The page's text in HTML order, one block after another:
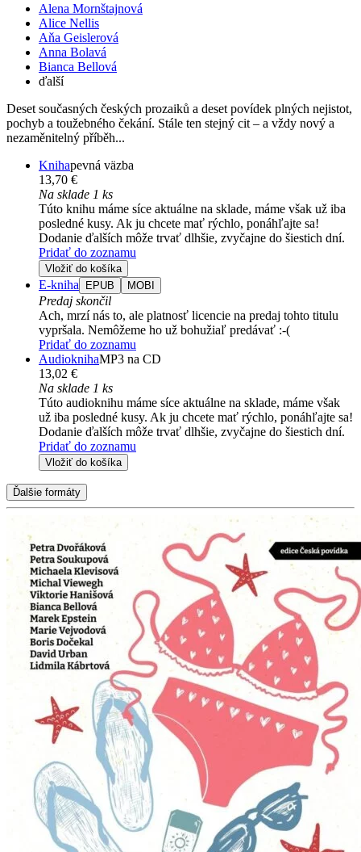
Alena Mornštajnová
Alice Nellis
Aňa Geislerová
Anna Bolavá
Bianca Bellová
ďalší
Deset současných českých prozaiků a deset povídek plných nejistot,
pochyb a toužebného čekání. Stále ten stejný cit – a vždy nový a
nezaměnitelný příběh...
Knihapevná väzba
13,70 €
Na sklade 1 ks
Túto knihu máme síce aktuálne na sklade, máme však už iba
posledné kusy. Ak ju chcete mať rýchlo, ponáhľajte sa!
Dodanie ďalších môže trvať dlhšie, zvyčajne do šiestich dní.
Pridať do zoznamu
Vložiť do košíka
E-kniha EPUB MOBI
Predaj skončil
Ach, mrzí nás to, ale platnosť licencie na predaj tohto titulu
vypršala. Nemôžeme ho už bohužiaľ predávať :-(
Pridať do zoznamu
AudioknihaMP3 na CD
13,02 €
Na sklade 1 ks
Túto audioknihu máme síce aktuálne na sklade, máme však
už iba posledné kusy. Ak ju chcete mať rýchlo, ponáhľajte sa!
Dodanie ďalších môže trvať dlhšie, zvyčajne do šiestich dní.
Pridať do zoznamu
Vložiť do košíka
Ďalšie formáty